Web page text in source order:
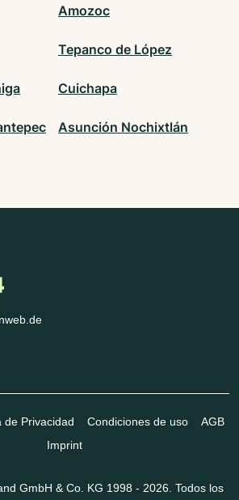
Amozoc
Tepanco de López
Cuichapa
Asunción Nochixtlán
de Privacidad Condiciones de uso
AGB
Imprint
GmbH & Co. KG 1998 - 2026. Todos los